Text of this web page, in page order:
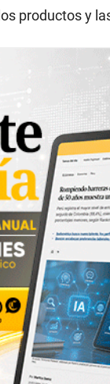
productos y